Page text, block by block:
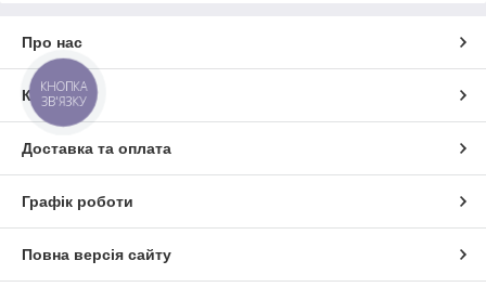
Про нас
Контакти
Доставка та оплата
Графік роботи
Повна версія сайту
КНОПКА
ЗВ'ЯЗКУ